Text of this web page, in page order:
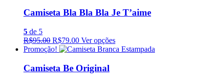
Camiseta Bla Bla Bla Je T’aime
5 de 5
R$95.00 R$79.00 Ver opções
Promoção!
Camiseta Be Original